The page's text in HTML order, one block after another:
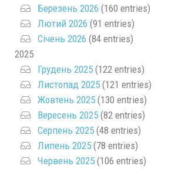
Березень 2026 (160 entries)
Лютий 2026 (91 entries)
Січень 2026 (84 entries)
2025
Грудень 2025 (122 entries)
Листопад 2025 (121 entries)
Жовтень 2025 (130 entries)
Вересень 2025 (82 entries)
Серпень 2025 (48 entries)
Липень 2025 (78 entries)
Червень 2025 (106 entries)